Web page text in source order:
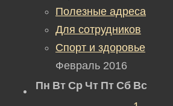
Полезные адреса
Для сотрудников
Спорт и здоровье
Февраль 2016
Пн Вт Ср Чт Пт Сб Вс